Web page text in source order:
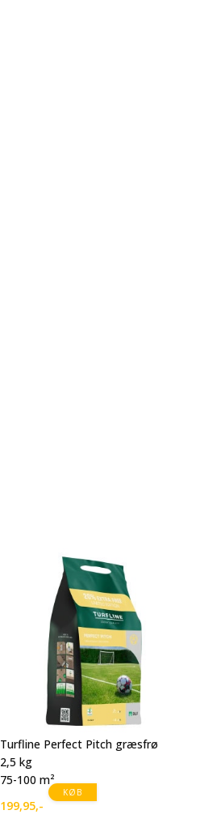
KØB
Turfline Perfect Pitch græsfrø
2,5 kg
75-100 m²
199,95,-